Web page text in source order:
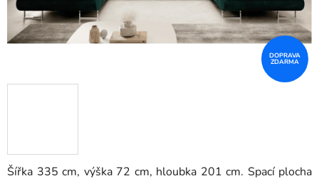
Šířka 335 cm, výška 72 cm, hloubka 201 cm. Spací plocha
DOPRAVA
ZDARMA